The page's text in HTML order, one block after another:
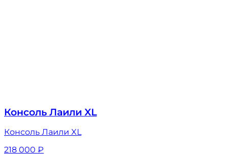
Консоль Лаили XL
Консоль Лаили XL
218 000 ₽